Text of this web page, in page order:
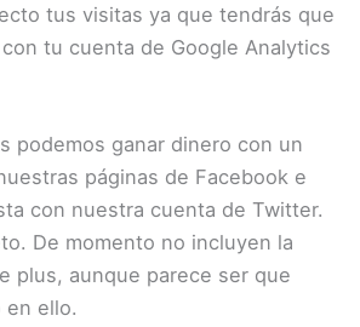
tus visitas ya que tendrás que
tu cuenta de Google Analytics
podemos ganar dinero con un
páginas de Facebook e
con nuestra cuenta de Twitter.
De momento no incluyen la
plus, aunque parece ser que
en ello.